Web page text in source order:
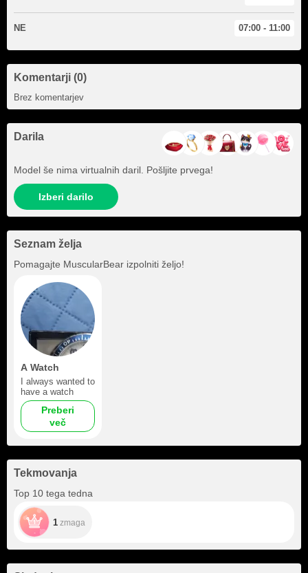
NE 07:00 - 11:00
Komentarji (0)
Brez komentarjev
Darila
Model še nima virtualnih daril. Pošljite prvega!
Izberi darilo
Seznam želja
Pomagajte MuscularBear izpolniti željo!
A Watch
I always wanted to
have a watch
Preberi
več
Tekmovanja
Top 10 tega tedna
1 zmaga